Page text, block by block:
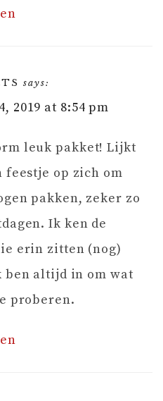
says:
2019 at 8:54 pm
leuk pakket! Lijkt
feestje op zich om
pakken, zeker zo
Ik ken de
erin zitten (nog)
ben altijd in om wat
proberen.